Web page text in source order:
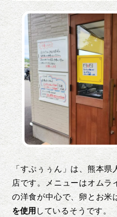
「すぷぅぅん」は、熊本県
店です。メニューはオムラ
の洋食が中心で、卵とお米
を使用 しているそうです。